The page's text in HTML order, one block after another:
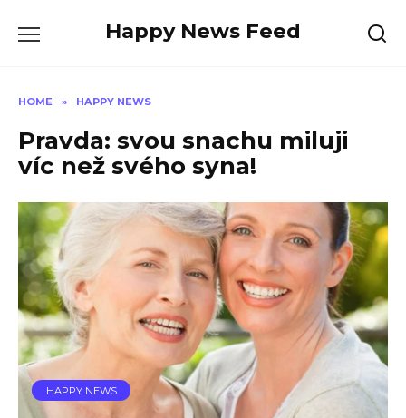
Happy News Feed
HOME » HAPPY NEWS
Pravda: svou snachu miluji
víc než svého syna!
HAPPY NEWS